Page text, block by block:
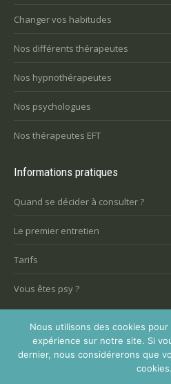
Changer vos habitudes
Nos différents thérapeutes
Nos hypnothérapeutes
Nos psychologues
Nos thérapeutes EFT
Informations pratiques
Quand se décider à consulter ?
Le premier entretien
Tarifs
Vous êtes psy ?
Inscription
Copyright © 2026, Perdre du
Nous utilisons des cookies
expérience sur notre site. Si
dernier, nous considérerons que
cookies.